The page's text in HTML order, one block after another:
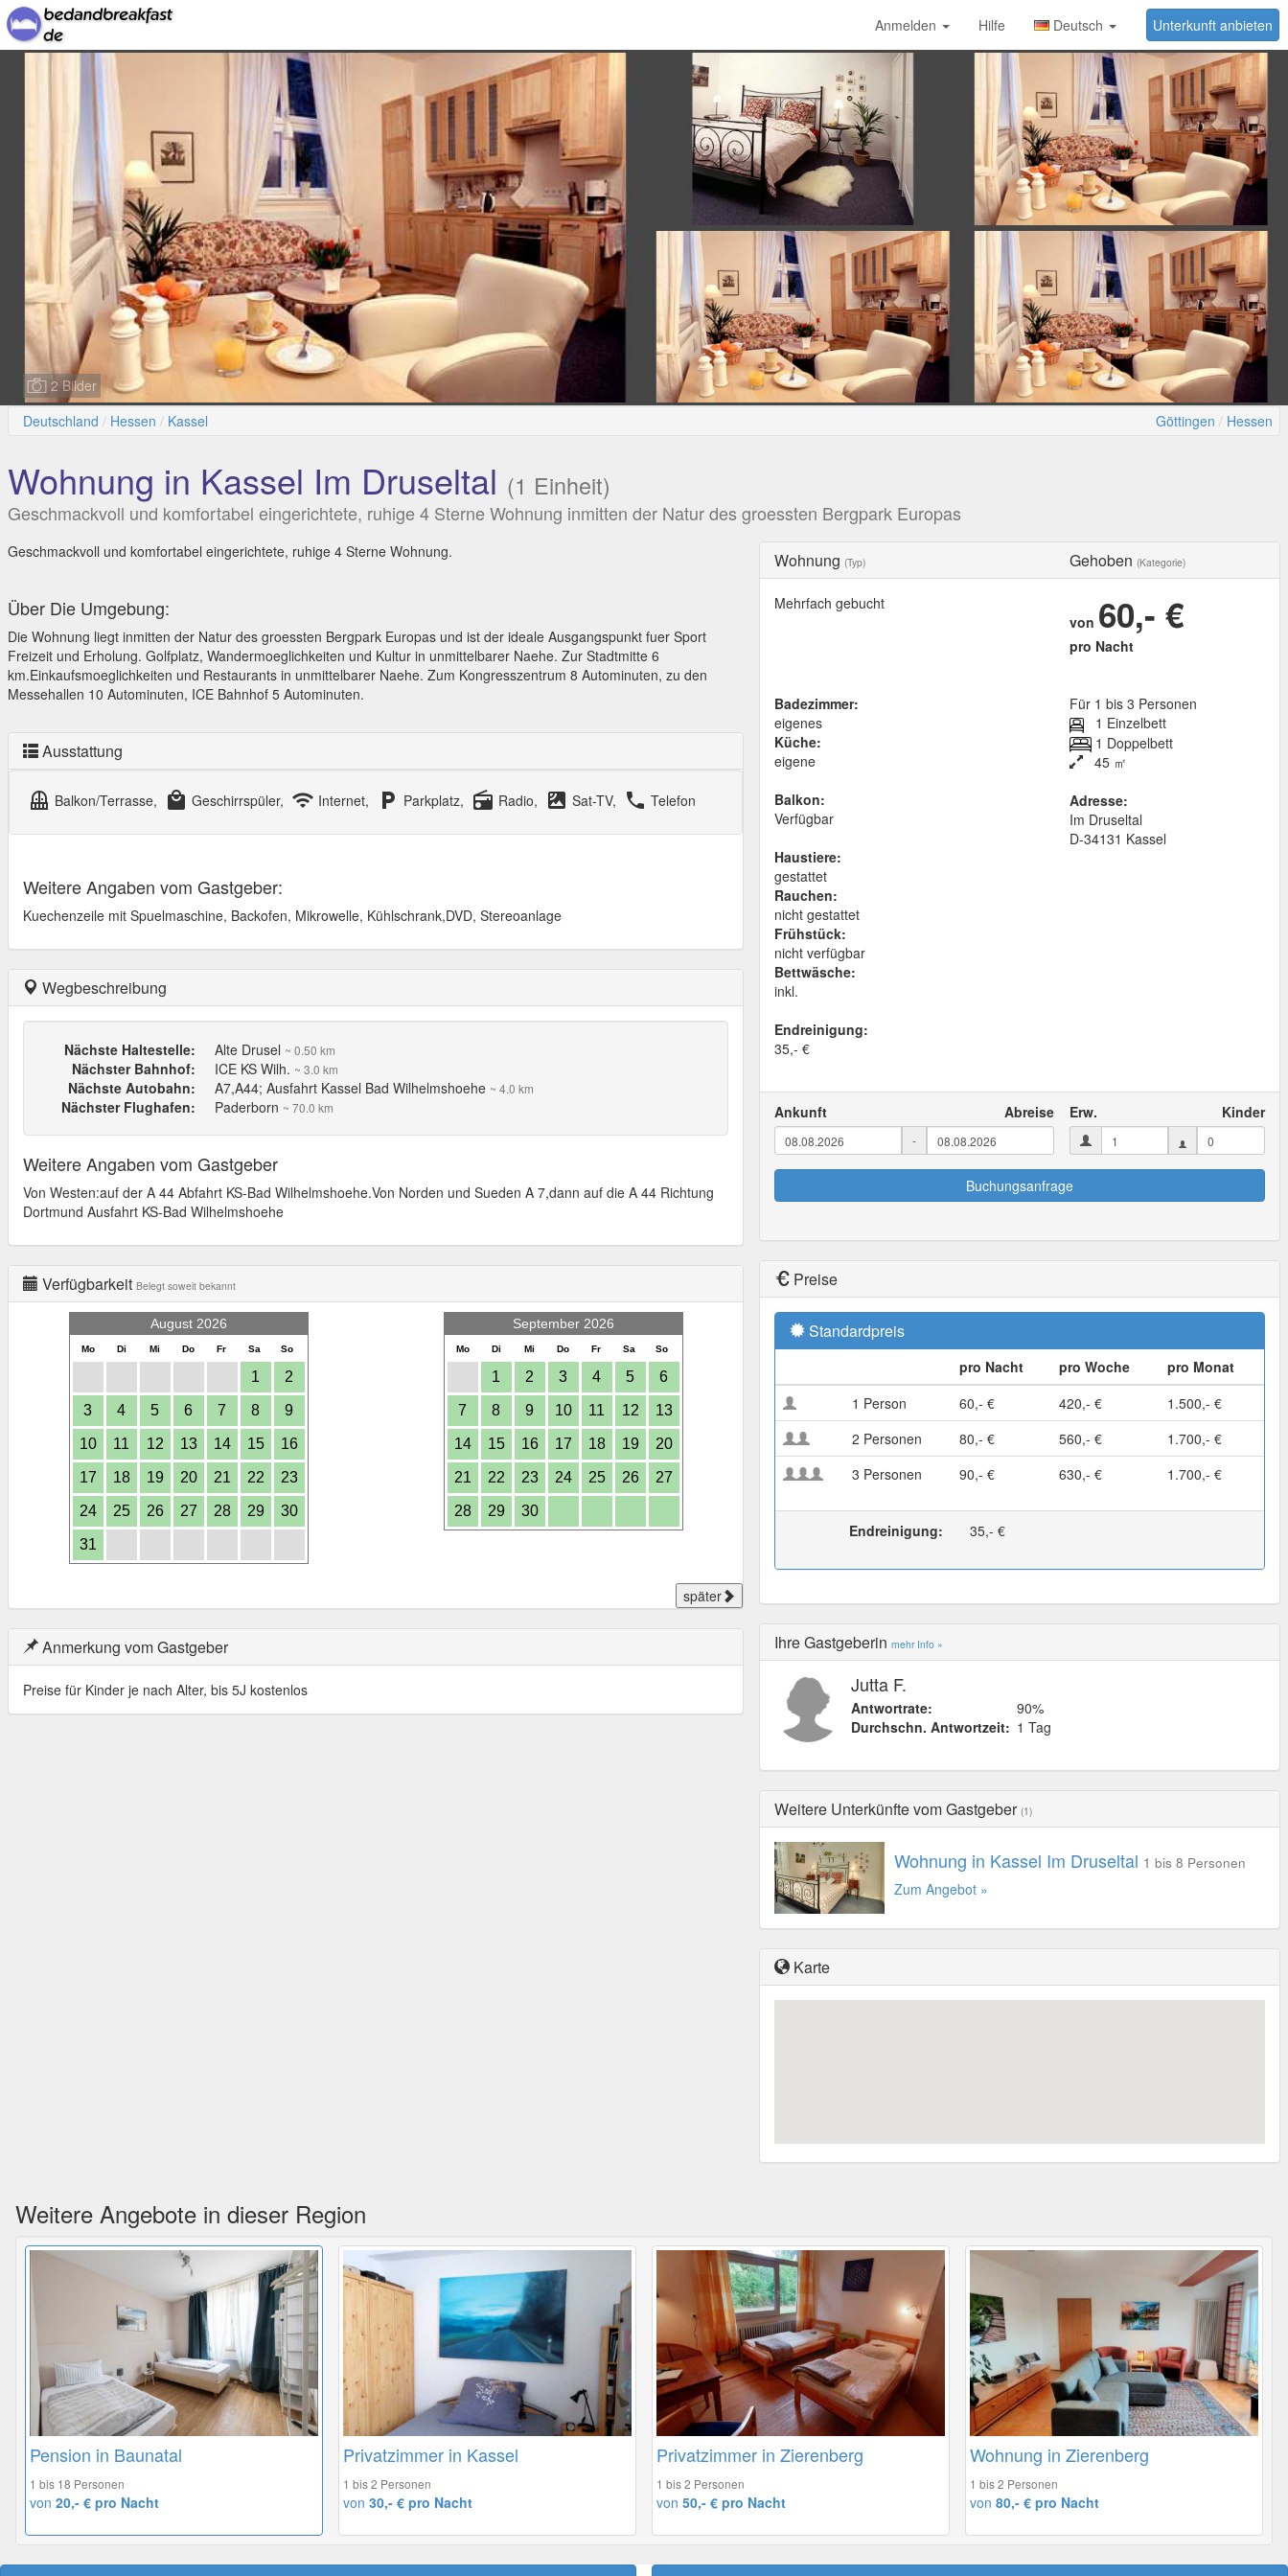
Unterkunft anbieten
Anmelden Hilfe Deutsch
2 Bilder
Deutschland
Hessen Kassel Göttingen Hessen
Wohnung in Kassel Im Druseltal (1 Einheit)
Geschmackvoll und komfortabel eingerichtete, ruhige 4 Sterne Wohnung inmitten der Natur des groessten Bergpark Europas
Wohnung (Typ) Gehoben (Kategorie)
Mehrfach gebucht
von 60,- €
pro Nacht
Badezimmer:
eigenes
Küche:
eigene
Balkon:
Verfügbar
Haustiere:
gestattet
Rauchen:
nicht gestattet
Frühstück:
nicht verfügbar
Bettwäsche:
inkl.
Endreinigung:
35,- €
Für 1 bis 3 Personen
1 Einzelbett
1 Doppelbett
45 ㎡
Adresse:
Im Druseltal
D-34131 Kassel
Ankunft Abreise
-
Erw. Kinder
Buchungsanfrage
Preise
Standardpreis
pro Nacht pro Woche
pro Monat
1 Person
60,- € 420,- €
1.500,- €
2 Personen
80,- € 560,- €
1.700,- €
3 Personen
90,- € 630,- € 1.700,- €
Endreinigung: 35,- €
Ihre Gastgeberin mehr Info »
Jutta F.
Antwortrate:
90%
Durchschn. Antwortzeit: 1 Tag
Weitere Unterkünfte vom Gastgeber (1)
Wohnung in Kassel Im Druseltal 1 bis 8 Personen
Zum Angebot »
Karte
Geschmackvoll und komfortabel eingerichtete, ruhige 4 Sterne Wohnung.
Über Die Umgebung:
Die Wohnung liegt inmitten der Natur des groessten Bergpark Europas und ist der ideale Ausgangspunkt fuer Sport
Freizeit und Erholung. Golfplatz, Wandermoeglichkeiten und Kultur in unmittelbarer Naehe. Zur Stadtmitte 6
km.Einkaufsmoeglichkeiten und Restaurants in unmittelbarer Naehe. Zum Kongresszentrum 8 Autominuten, zu den
Messehallen 10 Autominuten, ICE Bahnhof 5 Autominuten.
Ausstattung
balcony Balkon/Terrasse, local_mall Geschirrspüler, wifi Internet, local_parking Parkplatz, radio Radio, satellite Sat-TV, local_phone Telefon
Weitere Angaben vom Gastgeber:
Kuechenzeile mit Spuelmaschine, Backofen, Mikrowelle, Kühlschrank,DVD, Stereoanlage
Wegbeschreibung
Nächste Haltestelle: Alte Drusel ~ 0.50 km
Nächster Bahnhof: ICE KS Wilh. ~ 3.0 km
Nächste Autobahn: A7,A44; Ausfahrt Kassel Bad Wilhelmshoehe ~ 4.0 km
Nächster Flughafen: Paderborn ~ 70.0 km
Weitere Angaben vom Gastgeber
Von Westen:auf der A 44 Abfahrt KS-Bad Wilhelmshoehe.Von Norden und Sueden A 7,dann auf die A 44 Richtung
Dortmund Ausfahrt KS-Bad Wilhelmshoehe
Verfügbarkeit Belegt soweit bekannt
August 2026
Mo Di Mi Do Fr Sa So
1 2
3 4 5 6 7 8 9
10 11 12 13 14 15 16
17 18 19 20 21 22 23
24 25 26 27 28 29 30
31
September 2026
Mo Di Mi Do Fr Sa So
1 2 3 4 5 6
7 8 9 10 11 12 13
14 15 16 17 18 19 20
21 22 23 24 25 26 27
28 29 30
später
Anmerkung vom Gastgeber
Preise für Kinder je nach Alter, bis 5J kostenlos
Weitere Angebote in dieser Region
Pension in Baunatal
1 bis 18 Personen
von 20,- € pro Nacht
Privatzimmer in Kassel
1 bis 2 Personen
von 30,- € pro Nacht
Privatzimmer in Zierenberg
1 bis 2 Personen
von 50,- € pro Nacht
Wohnung in Zierenberg
1 bis 2 Personen
von 80,- € pro Nacht